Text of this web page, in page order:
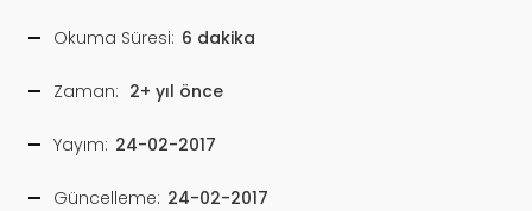
Okuma Süresi: 6 dakika
Zaman: 2+ yıl önce
Yayım: 24-02-2017
Güncelleme: 24-02-2017